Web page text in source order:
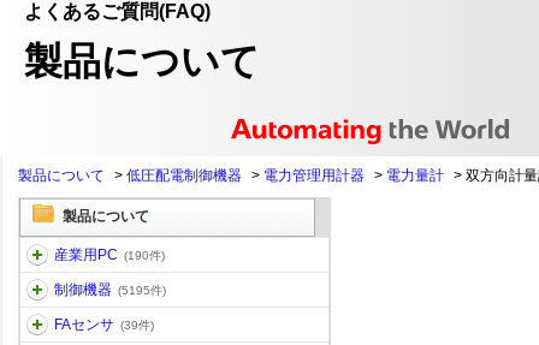
よくあるご質問(FAQ)
製品について
製品について > 低圧配電制御機器 > 電力管理用計器 > 電力量計 > 双方向計
製品について
産業用PC (190件)
制御機器 (5195件)
FAセンサ (39件)